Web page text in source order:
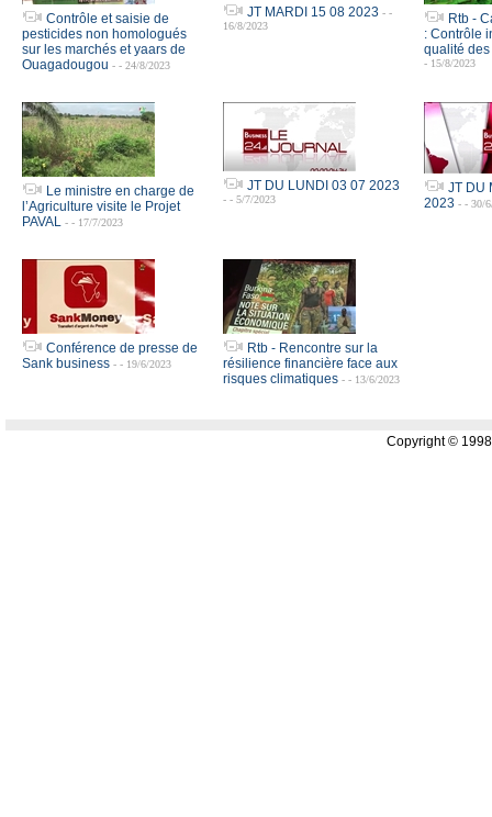
Contrôle et saisie de
pesticides non homologués
sur les marchés et yaars de
Ouagadougou - - 24/8/2023
JT MARDI 15 08 2023 - -
16/8/2023
Rtb -
: Contrôle
qualité
- 15/8/2023
Le ministre en charge de
l’Agriculture visite le Projet
PAVAL - - 17/7/2023
JT DU LUNDI 03 07 2023
- - 5/7/2023
JT DU
2023 - - 30/
Conférence de presse de
Sank business - - 19/6/2023
Rtb - Rencontre sur la
résilience financière face aux
risques climatiques - - 13/6/2023
Copyright ©